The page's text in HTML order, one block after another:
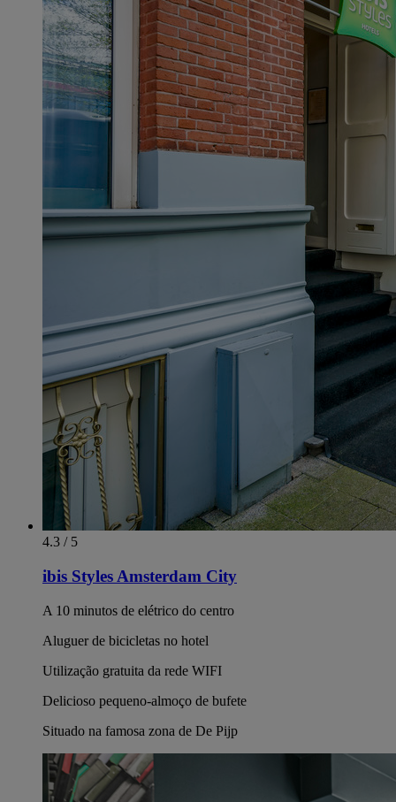
4.3 / 5
ibis Styles Amsterdam City
A 10 minutos de elétrico do centro
Aluguer de bicicletas no hotel
Utilização gratuita da rede WIFI
Delicioso pequeno-almoço de bufete
Situado na famosa zona de De Pijp